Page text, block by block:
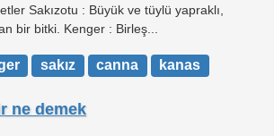
Sakızotu : Büyük ve tüylü yapraklı,
bir bitki. Kenger : Birleş...
sakız canna kanas
ne demek